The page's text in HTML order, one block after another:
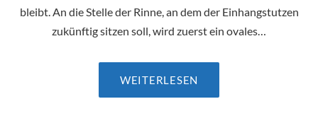
bleibt. An die Stelle der Rinne, an dem der Einhangstutzen
zukünftig sitzen soll, wird zuerst ein ovales…
WEITERLESEN